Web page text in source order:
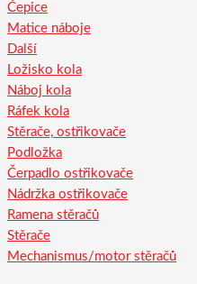
Čepice
Matice náboje
Další
Ložisko kola
Náboj kola
Ráfek kola
Stěrače, ostřikovače
Podložka
Čerpadlo ostřikovače
Nádržka ostřikovače
Ramena stěračů
Stěrače
Mechanismus/motor stěračů